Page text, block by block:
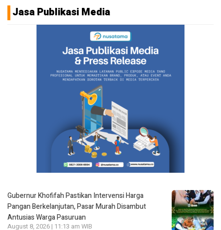
Jasa Publikasi Media
Gubernur Khofifah Pastikan Intervensi Harga
Pangan Berkelanjutan, Pasar Murah Disambut
Antusias Warga Pasuruan
August 8, 2026 | 11:13 am WIB